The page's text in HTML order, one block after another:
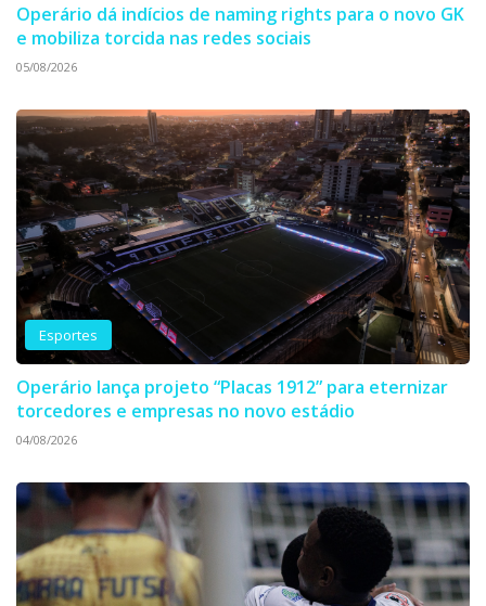
Operário dá indícios de naming rights para o novo GK
e mobiliza torcida nas redes sociais
05/08/2026
Esportes
Operário lança projeto “Placas 1912” para eternizar
torcedores e empresas no novo estádio
04/08/2026